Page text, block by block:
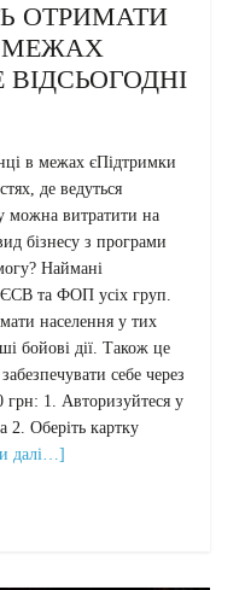
ОТРИМАТИ
МЕЖАХ
в межах єПідтримки
де ведуться
можна витратити на
бізнесу з програми
Наймані
ЄСВ та ФОП усіх груп.
населення у тих
бойові дії. Також це
себе через
грн: 1. Авторизуйтеся у
2. Оберіть картку
далі…]